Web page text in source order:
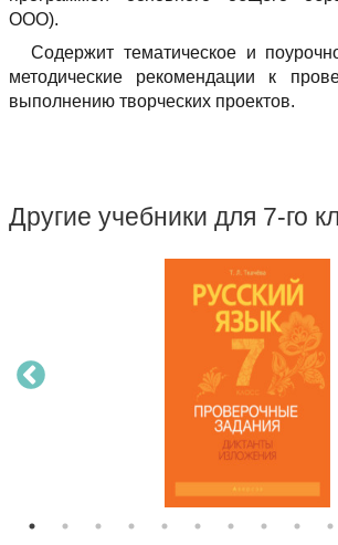
ООО).
Cодержит тематическое и
методические рекомендации к
выполнению творческих проектов.
Другие учебники для 7-го